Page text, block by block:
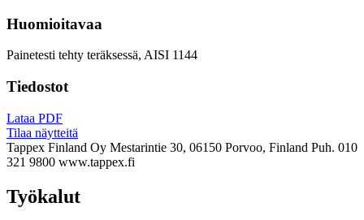
Huomioitavaa
Painetesti tehty teräksessä, AISI 1144
Tiedostot
Lataa PDF
Tilaa näytteitä
Tappex Finland Oy Mestarintie 30, 06150 Porvoo, Finland Puh. 010
321 9800 www.tappex.fi
Työkalut